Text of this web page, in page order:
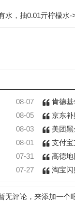
水，抽0.01亓柠檬水
08-07
肯德基
08-05
京东补
08-03
美团黑
08-01
支付宝
07-31
高德地
07-27
淘宝闪
无评论，来添加一个